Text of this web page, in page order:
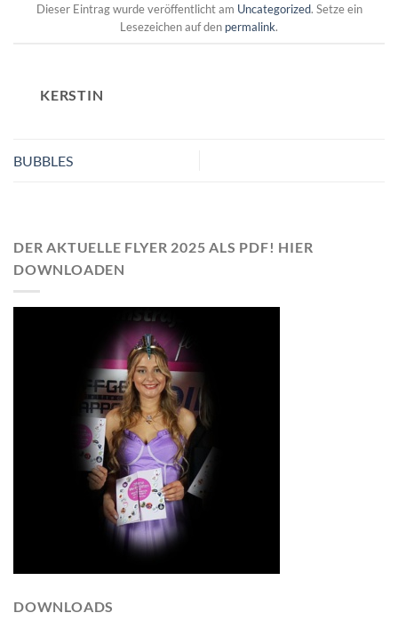
Dieser Eintrag wurde veröffentlicht am Uncategorized. Setze ein
Lesezeichen auf den permalink.
KERSTIN
BUBBLES
DER AKTUELLE FLYER 2025 ALS PDF! HIER
DOWNLOADEN
DOWNLOADS